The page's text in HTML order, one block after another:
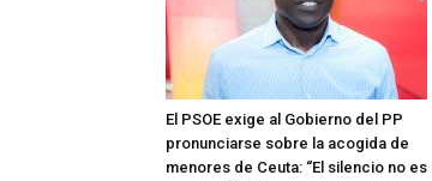
El PSOE exige al Gobierno del PP
pronunciarse sobre la acogida de
menores de Ceuta: “El silencio no es